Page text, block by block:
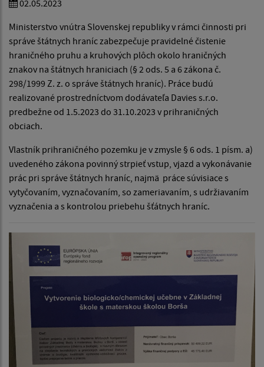
02.05.2023
Ministerstvo vnútra Slovenskej republiky v rámci činnosti pri
správe štátnych hraníc zabezpečuje pravidelné čistenie
hraničného pruhu a kruhových plôch okolo hraničných
znakov na štátnych hraniciach (§ 2 ods. 5 a 6 zákona č.
298/1999 Z. z. o správe štátnych hraníc). Práce budú
realizované prostredníctvom dodávateľa Davies s.r.o.
predbežne od 1.5.2023 do 31.10.2023 v prihraničných
obciach.
Vlastník prihraničného pozemku je v zmysle § 6 ods. 1 písm. a)
uvedeného zákona povinný strpieť vstup, vjazd a vykonávanie
prác pri správe štátnych hraníc, najmä práce súvisiace s
vytyčovaním, vyznačovaním, so zameriavaním, s udržiavaním
vyznačenia a s kontrolou priebehu šťátnych hraníc.